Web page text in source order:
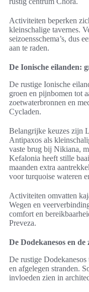
Activiteiten beperken
kleinschalige tavernes.
seizoensschema’s, dus
aan te raden.
De Ionische eilanden:
De rustige Ionische
groen en pijnbomen tot
zoetwaterbronnen en
Cycladen.
Belangrijke keuzes zijn
Antipaxos als
vaste brug bij Nikiana,
Kefalonia heeft stille
maanden extra
voor turquoise wateren
Activiteiten omvatten
Wegen en
comfort en
Preveza.
De Dodekanesos en
De rustige
en afgelegen stranden.
invloeden zien in